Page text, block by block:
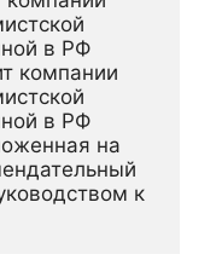
в РФ
компании
в РФ
на
к